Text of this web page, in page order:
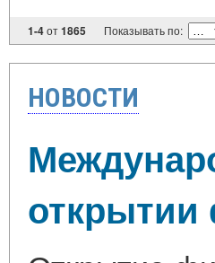
1-4от1865 Показывать по:
НОВОСТИ